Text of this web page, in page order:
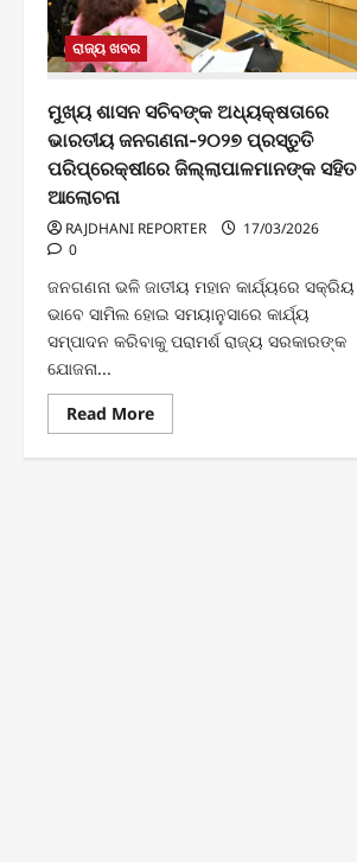
ରାଜ୍ୟ ଖବର
ମୁଖ୍ୟ ଶାସନ ସଚିବଙ୍କ ଅଧ୍ୟକ୍ଷତାରେ
ଭାରତୀୟ ଜନଗଣନା-୨୦୨୭ ପ୍ରସ୍ତୁତି
ପରିପ୍ରେକ୍ଷୀରେ ଜିଲ୍ଲାପାଳମାନଙ୍କ ସହିତ
ଆଲୋଚନା
RAJDHANI REPORTER
17/03/2026
0
ଜନଗଣନା ଭଳି ଜାତୀୟ ମହାନ କାର୍ଯ୍ୟରେ ସକ୍ରିୟ
ଭାବେ ସାମିଲ ହୋଇ ସମୟାନୁସାରେ କାର୍ଯ୍ୟ
ସମ୍ପାଦନ କରିବାକୁ ପରାମର୍ଶ ରାଜ୍ୟ ସରକାରଙ୍କ
ଯୋଜନା...
Read MoreRead
more
ମୁଖ୍ୟ